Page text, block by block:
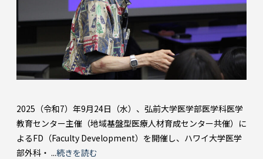
2025（令和7）年9月24日（水）、弘前大学医学部医学科医学
教育センター主催（地域基盤型医療人材育成センター共催）に
よるFD（Faculty Development）を開催し、ハワイ大学医学
部外科・ ...続きを読む